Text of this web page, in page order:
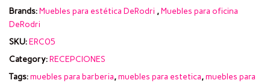
Brands:Muebles para estética DeRodri ,Muebles para oficina
DeRodri
SKU:ERC05
Category:RECEPCIONES
Tags:muebles para barberia,muebles para estetica,muebles para